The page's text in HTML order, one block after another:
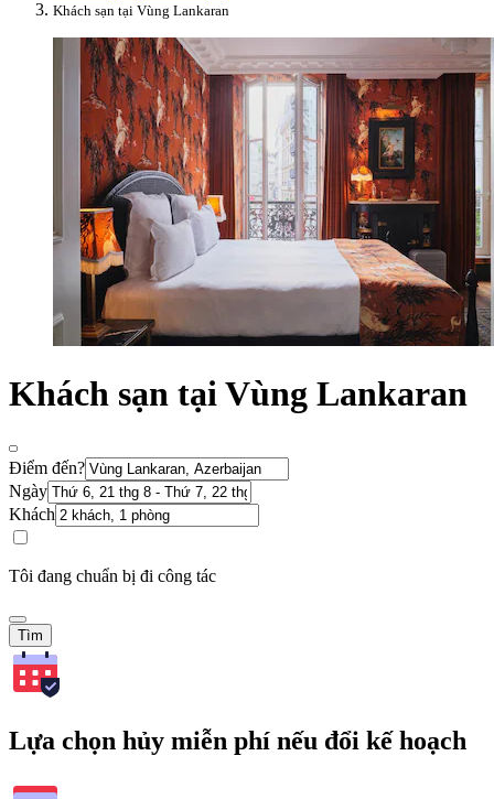
Khách sạn tại Vùng Lankaran
Khách sạn tại Vùng Lankaran
Điểm đến?
Ngày
Khách
Tôi đang chuẩn bị đi công tác
Tìm
Lựa chọn hủy miễn phí nếu đổi kế hoạch